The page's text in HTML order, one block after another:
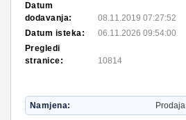
Datum
dodavanja:
08.11.2019 07:27:52
Datum isteka:
06.11.2026 09:54:00
Pregledi
stranice:
10814
Namjena Prodaja